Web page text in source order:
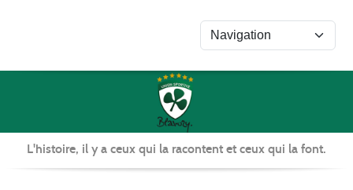
L'histoire, il y a ceux qui la racontent et ceux qui la font.